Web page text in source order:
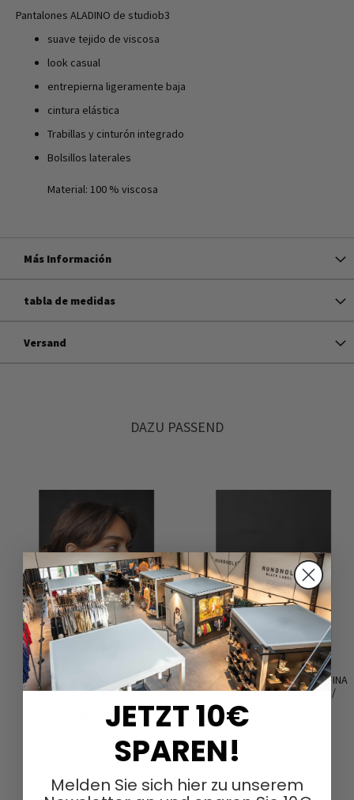
Pantalones ALADINO de studiob3
suave tejido de viscosa
look casual
entrepierna ligeramente baja
cintura elástica
Trabillas y cinturón integrado
Bolsillos laterales
Material: 100 % viscosa
Más Información
tabla de medidas
Versand
DAZU PASSEND
Ohrringe „COIN“ von Mya
Lambrecht
Sandalia con hebillas de LOFINA
en Gasoline spritz aperol /
285,00 €
JETZT 10€
SPAREN!
Melden Sie sich hier zu unserem